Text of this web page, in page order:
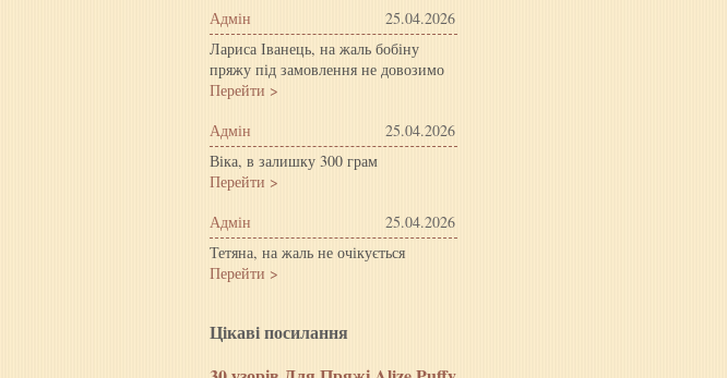
Адмін
25.04.2026
Лариса Іванець, на жаль бобіну
пряжу під замовлення не довозимо
Перейти >
Адмін
25.04.2026
Віка, в залишку 300 грам
Перейти >
Адмін
25.04.2026
Тетяна, на жаль не очікується
Перейти >
Цiкавi посилання